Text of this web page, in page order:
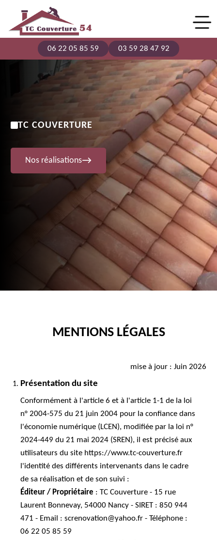
06 22 05 85 59 03 59 28 47 92
TC COUVERTURE
Nos réalisations
MENTIONS LÉGALES
mise à jour : Juin 2026
Présentation du site
Conformément à l'article 6 et à l'article 1-1 de la loi
n° 2004-575 du 21 juin 2004 pour la confiance dans
l'économie numérique (LCEN), modifiée par la loi n°
2024-449 du 21 mai 2024 (SREN), il est précisé aux
utilisateurs du site https://www.tc-couverture.fr
l'identité des différents intervenants dans le cadre
de sa réalisation et de son suivi :
Éditeur / Propriétaire : TC Couverture - 15 rue
Laurent Bonnevay, 54000 Nancy - SIRET : 850 944
471 - Email : screnovation@yahoo.fr - Téléphone :
06 22 05 85 59